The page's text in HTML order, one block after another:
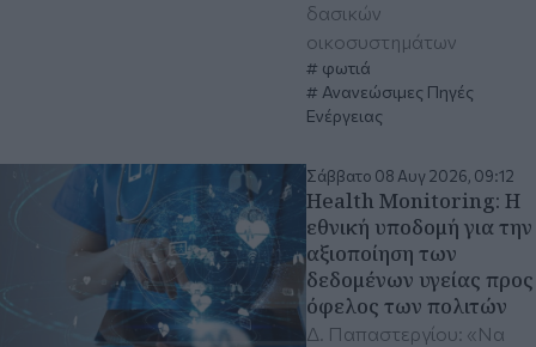
δασικών
οικοσυστημάτων
φωτιά
Ανανεώσιμες Πηγές
Ενέργειας
Σάββατο 08 Αυγ 2026, 09:12
Health Monitoring: Η
εθνική υποδομή για την
αξιοποίηση των
δεδομένων υγείας προς
όφελος των πολιτών
Δ. Παπαστεργίου: «Να